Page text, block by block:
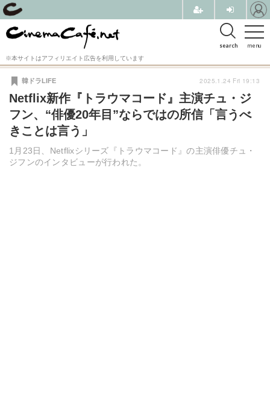
menu
search
※本サイトはアフィリエイト広告を利用しています
Netflix新作『トラウマコード』主演チュ・ジ
フン、“俳優20年目”ならではの所信「言うべ
きことは言う」
1月23日、Netflixシリーズ『トラウマコード』の主演俳優チュ・
ジフンのインタビューが行われた。
韓ドラLIFE 2025.1.24 Fri 19:13